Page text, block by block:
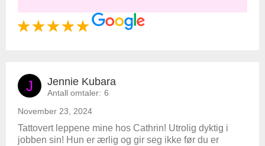
J Jennie Kubara
Antall omtaler: 6
November 23, 2024
Tattovert leppene mine hos Cathrin! Utrolig dyktig i
jobben sin! Hun er ærlig og gir seg ikke før du er